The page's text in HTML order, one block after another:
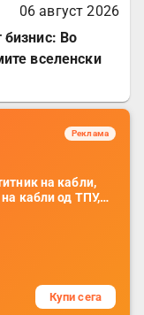
06 август 2026
бизнис: Во
вселенски
Реклама
на кабли,
кабли од ТПУ,
кабли, без
комплет
Купи сега